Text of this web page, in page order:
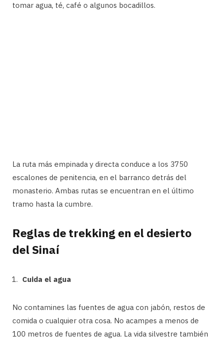
tomar agua, té, café o algunos bocadillos.
La ruta más empinada y directa conduce a los 3750
escalones de penitencia, en el barranco detrás del
monasterio. Ambas rutas se encuentran en el último
tramo hasta la cumbre.
Reglas de trekking en el desierto
del Sinaí
Cuida el agua
No contamines las fuentes de agua con jabón, restos de
comida o cualquier otra cosa. No acampes a menos de
100 metros de fuentes de agua. La vida silvestre también